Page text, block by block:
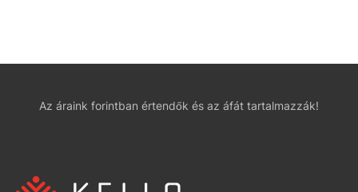
Az áraink forintban értendők és az áfát tartalmazzák!